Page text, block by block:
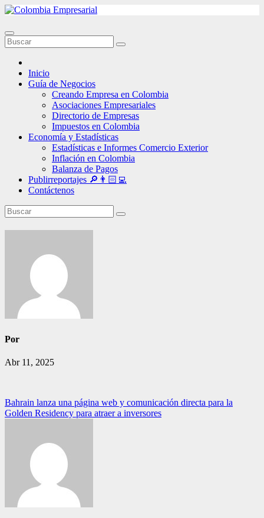
Ir
contenido
Inicio
Guía de Negocios
Creando Empresa en Colombia
Asociaciones Empresariales
Directorio de Empresas
Impuestos en Colombia
Economía y Estadísticas
Estadísticas e Informes Comercio Exterior
Inflación en Colombia
Balanza de Pagos
Publirreportajes 🔎👨🏻‍💻
Contáctenos
Por
Abr 11, 2025
Navegación
de
Bahrain lanza una página web y comunicación directa para la
Golden Residency para atraer a inversores